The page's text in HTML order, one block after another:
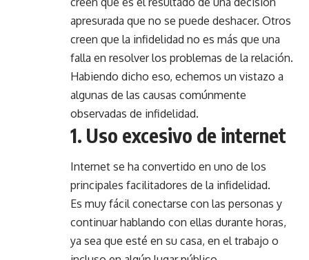
apresurada que no se puede deshacer. Otros
creen que la infidelidad no es más que una
falla en resolver los problemas de la relación.
Habiendo dicho eso, echemos un vistazo a
algunas de las causas comúnmente
observadas de infidelidad.
1. Uso excesivo de internet
Internet se ha convertido en uno de los
principales facilitadores de la infidelidad.
Es muy fácil conectarse con las personas y
continuar hablando con ellas durante horas,
ya sea que esté en su casa, en el trabajo o